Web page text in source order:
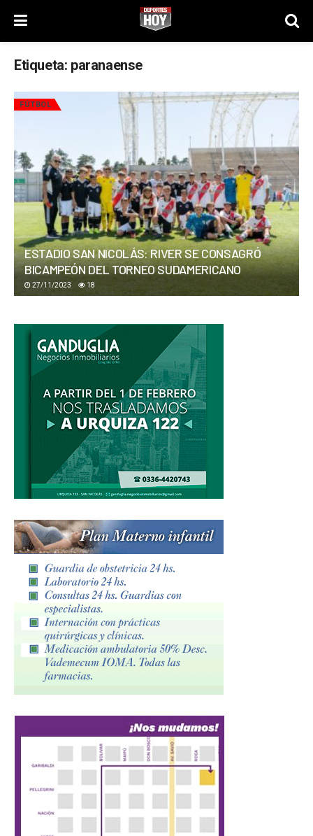
Etiqueta: paranaense
FÚTBOL
ESTADIO SAN NICOLÁS: RIVER SE CONSAGRÓ
BICAMPEÓN DEL TORNEO SUDAMERICANO
27/11/2023 18